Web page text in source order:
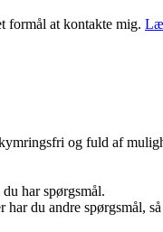
formål at kontakte mig.
og fuld af
har spørgsmål.
du andre spørgsmål,